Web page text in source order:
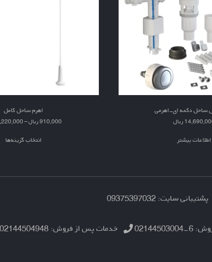
ساحل دکمه ای-اهرمی
ریال
اطلاعات بیشتر
اهرم ساحل کامل
910,000ریال–
انتخاب گزینه‌ها
پشتیبانی سایت: 09375397032
02144503004 خدمات پس از فروش: 02144504948